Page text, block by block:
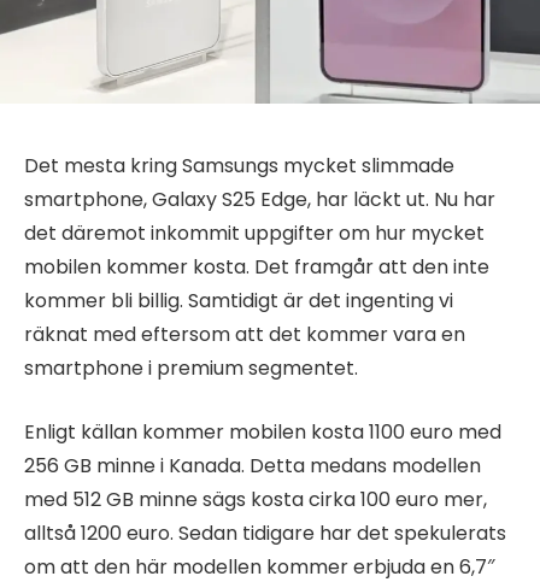
Det mesta kring Samsungs mycket slimmade
smartphone, Galaxy S25 Edge, har läckt ut. Nu har
det däremot inkommit uppgifter om hur mycket
mobilen kommer kosta. Det framgår att den inte
kommer bli billig. Samtidigt är det ingenting vi
räknat med eftersom att det kommer vara en
smartphone i premium segmentet.
Enligt källan kommer mobilen kosta 1100 euro med
256 GB minne i Kanada. Detta medans modellen
med 512 GB minne sägs kosta cirka 100 euro mer,
alltså 1200 euro. Sedan tidigare har det spekulerats
om att den här modellen kommer erbjuda en 6,7″